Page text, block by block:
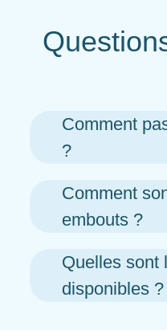
Comment
?
Comment
embouts ?
Quelles sont
disponibles ?